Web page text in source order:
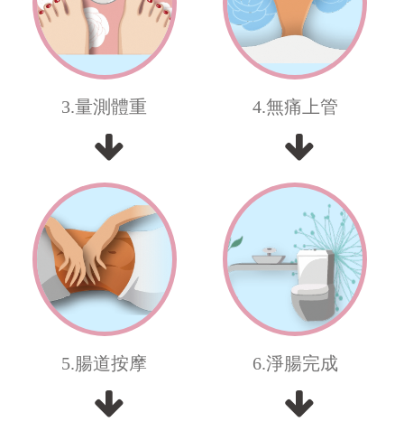
3.量測體重 4.無痛上管
5.腸道按摩 6.淨腸完成